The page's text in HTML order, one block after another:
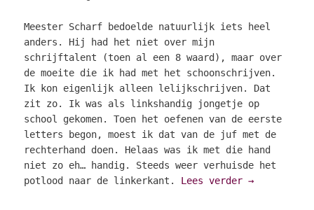
Meester Scharf bedoelde natuurlijk iets heel
anders. Hij had het niet over mijn
schrijftalent (toen al een 8 waard), maar over
de moeite die ik had met het schoonschrijven.
Ik kon eigenlijk alleen lelijkschrijven. Dat
zit zo. Ik was als linkshandig jongetje op
school gekomen. Toen het oefenen van de eerste
letters begon, moest ik dat van de juf met de
rechterhand doen. Helaas was ik met die hand
niet zo eh… handig. Steeds weer verhuisde het
potlood naar de linkerkant. Lees verder→